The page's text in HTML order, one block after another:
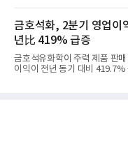
우호적인 환율 효과
라 투자에 나서는 것과 달리, 카
라는 플랫폼 경쟁력을 활용한
집중하는 전략이다. 과거 무리
겪었던 시행착오를 되풀이하지
중하겠다는 취지로 풀이된다.7
오는 올해 2분기 연결 기준 매
익 2770억원을 기록했다. 전년
금호석화, 2분기 영업이
년比 419% 급증
금호석유화학이 주력 제품 판
이익이 전년 동기 대비 419.7%